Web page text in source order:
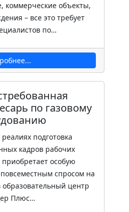
коммерческие объекты,
– все это требует
по…
по газовому
подготовка
кадров рабочих
особую
спросом на
центр
Плюс…